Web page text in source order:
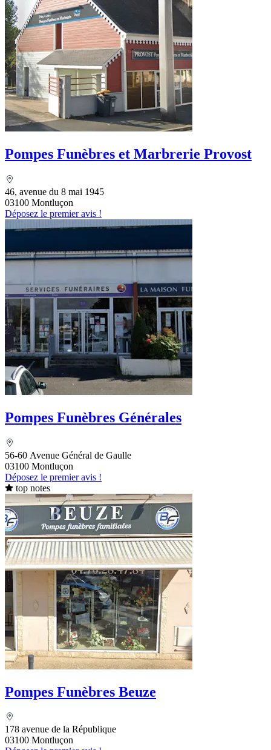
Pompes Funèbres et Marbrerie Provost
46, avenue du 8 mai 1945
03100 Montluçon
Déposez le premier avis !
Pompes Funèbres Générales
56-60 Avenue Général de Gaulle
03100 Montluçon
Déposez le premier avis !
top notes
Pompes Funèbres Beuze
178 avenue de la République
03100 Montluçon